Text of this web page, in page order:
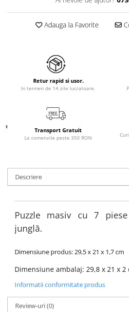
Adauga la Favorite
Retur rapid si usor.
In termen de 14 zile lucratoare.
Transport Gratuit
La comenzile peste 350 RON
Descriere
Puzzle masiv cu 7
junglă.
Dimensiune produs: 29,5 x 21 x 1,7 cm
Dimensiune ambalaj: 29,8 x 21 x 2
Informatii conformitate produs
Review-uri(0)